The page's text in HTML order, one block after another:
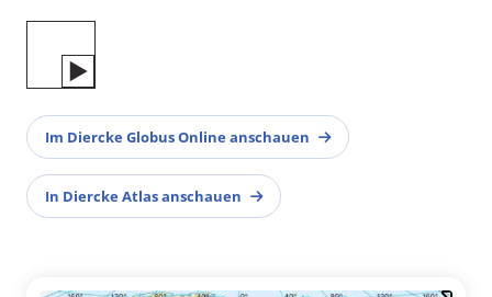
Im Diercke Globus Online anschauen
In Diercke Atlas anschauen